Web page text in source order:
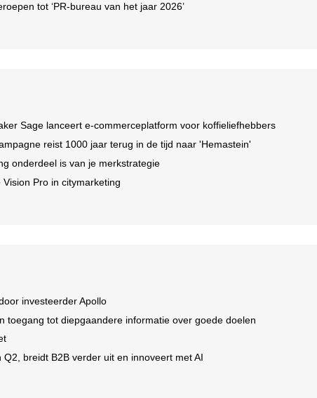
tot ‘PR-bureau van het jaar 2026’
Sage lanceert e-commerceplatform voor koffieliefhebbers
reist 1000 jaar terug in de tijd naar 'Hemastein'
onderdeel is van je merkstrategie
Vision Pro in citymarketing
investeerder Apollo
toegang tot diepgaandere informatie over goede doelen
breidt B2B verder uit en innoveert met AI